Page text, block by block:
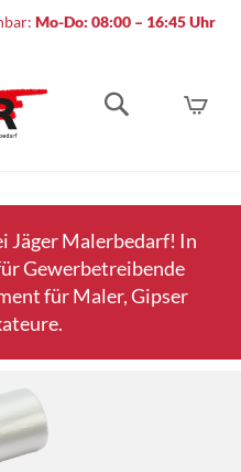
Mo-Do: 08:00 – 16:45 Uhr
Jäger Malerbedarf! In
Gewerbetreibende
für Maler, Gipser